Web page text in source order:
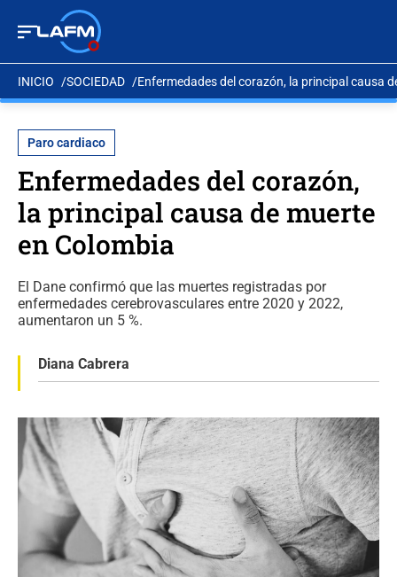
INICIO SOCIEDAD Enfermedades del corazón, la principal causa
Paro cardiaco
Enfermedades del corazón,
la principal causa de muerte
en Colombia
El Dane confirmó que las muertes registradas por
enfermedades cerebrovasculares entre 2020 y 2022,
aumentaron un 5 %.
Diana Cabrera